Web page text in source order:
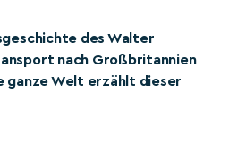
des Walter
nach Großbritannien
ganze Welt erzählt dieser